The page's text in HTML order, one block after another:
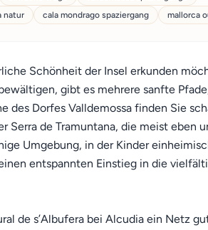
natur cala mondrago spaziergang mallorca
Schönheit der Insel erkunden
gibt es mehrere sanfte
des Dorfes Valldemossa finden Sie
Serra de Tramuntana, die meist eben
Umgebung, in der Kinder
entspannten Einstieg in die
de s’Albufera bei Alcudia ein Netz